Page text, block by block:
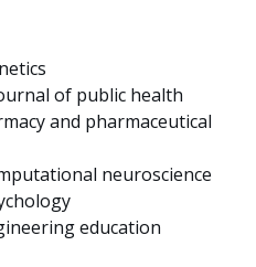
of public health
and pharmaceutical
neuroscience
education